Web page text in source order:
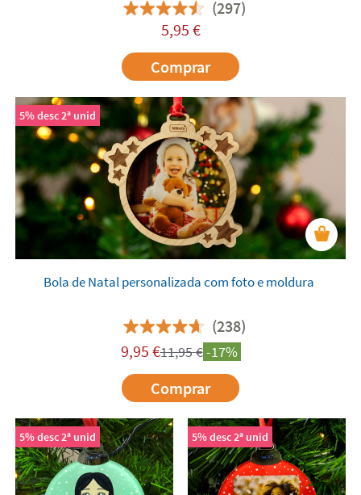
(297)
5,95 €
Comprar
5% desc 2ª unid
Bola de Natal personalizada com foto e moldura
(238)
9,95 €11,95€-17%
Comprar
5% desc 2ª unid 5% desc 2ª unid